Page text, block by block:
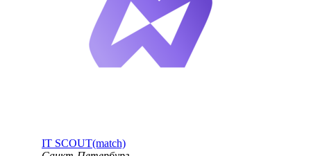
IT SCOUT(match)